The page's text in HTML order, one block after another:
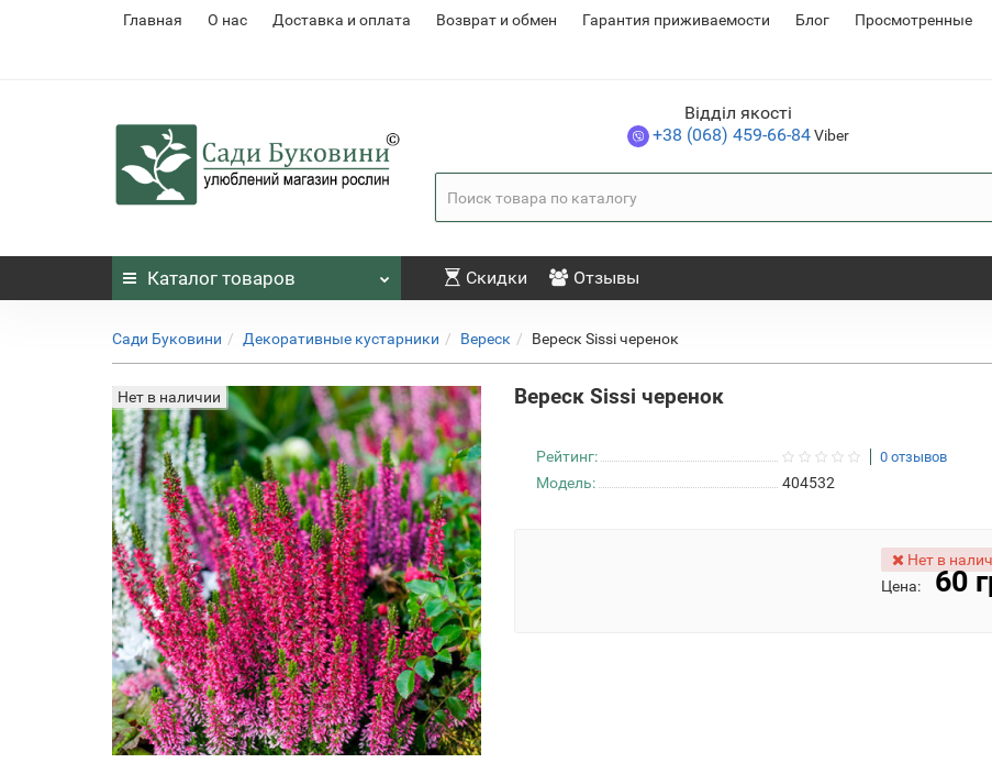
Главная О нас Доставка и оплата Возврат и обмен Гарантия приживаемости Блог Просмотренные
Відділ якості
+38 (068) 459-66-84Viber
Каталог товаров Скидки Отзывы
Сади Буковини Декоративные кустарники Вереск Вереск Sissi черенок
Нет в наличии Вереск Sissi черенок
Рейтинг: 0 отзывов
Модель: 404532
Нет в
Цена:
60